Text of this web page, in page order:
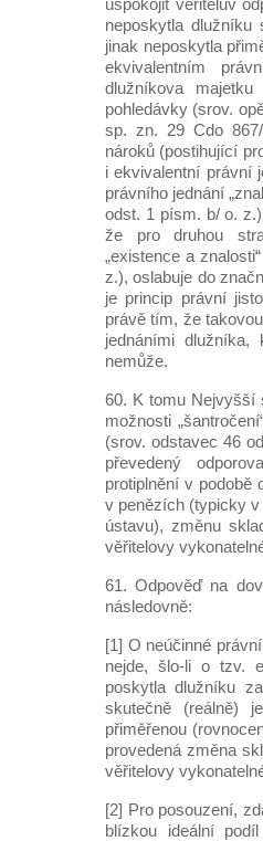
uspokojit věřitelův
neposkytla dlužníku
jinak neposkytla
ekvivalentním
dlužníkova
pohledávky (srov.
sp. zn. 29 Cdo
nároků (postihující
i ekvivalentní právní
právního jednání
odst. 1 písm. b/ o.
že pro druhou
„existence a
z.), oslabuje do
je princip právní
právě tím, že
jednáními dlužníka,
nemůže.
60. K tomu Nejvyšší
možnosti
(srov. odstavec 46
převedený
protiplnění v podobě
v penězích (typicky
ústavu), změnu
věřitelovy
61. Odpověď na
následovně:
[1] O neúčinné
nejde, šlo-li o tzv.
poskytla dlužníku
skutečně (reálně)
přiměřenou
provedená změna
věřitelovy
[2] Pro posouzení,
blízkou ideální